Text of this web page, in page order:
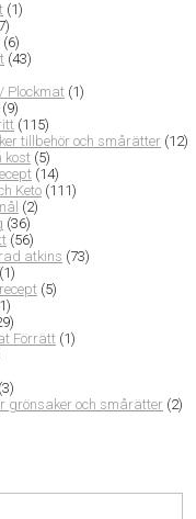
(1)
(6)
(43)
Plockmat (1)
(9)
(115)
tillbehör och smårätter (12)
kost (5)
(14)
Keto (111)
(2)
(36)
(56)
atkins (73)
(1)
(5)
Förrätt (1)
(3)
grönsaker och smårätter (2)